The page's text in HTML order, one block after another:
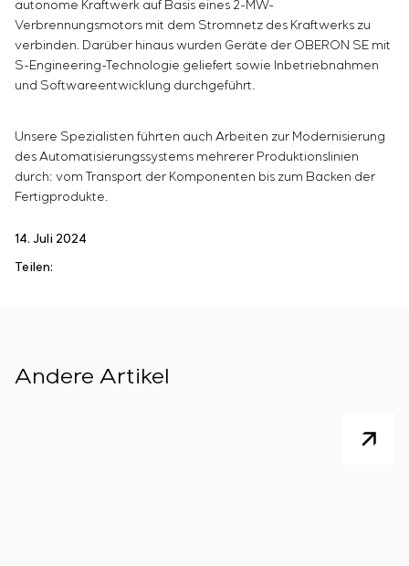
garantierte Steuerung mit anschließender
Inbetriebnahme vor Ort
Entwicklung von Steuerungssystemen mit nicht
standardmäßiger Kaskaden- und mehrstufiger
Energieaudit
autonome Kraftwerk auf Basis eines 2-MW-
Verbrennungsmotors mit dem Stromnetz des Kraftwerks zu
verbinden. Darüber hinaus wurden Geräte der OBERON SE mit
S-Engineering-Technologie geliefert sowie Inbetriebnahmen
und Softwareentwicklung durchgeführt.
Unsere Spezialisten führten auch Arbeiten zur Modernisierung
des Automatisierungssystems mehrerer Produktionslinien
durch: vom Transport der Komponenten bis zum Backen der
Fertigprodukte.
14. Juli 2024
Teilen:
Andere Artikel